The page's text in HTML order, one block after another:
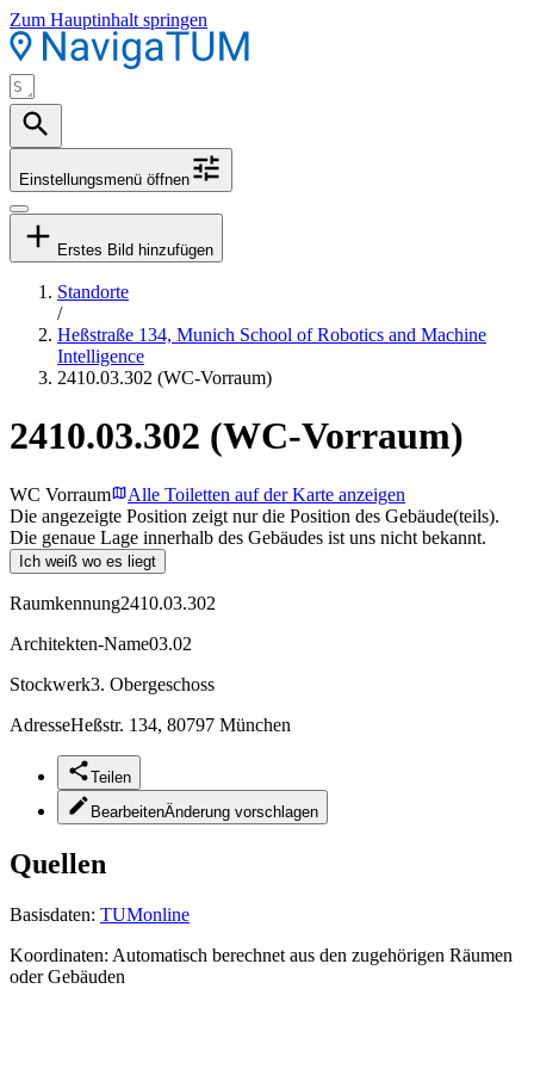
Zum Hauptinhalt springen
Einstellungsmenü öffnen
Erstes Bild hinzufügen
Standorte
/
Heßstraße 134, Munich School of Robotics and Machine
Intelligence
2410.03.302 (WC-Vorraum)
2410.03.302 (WC-Vorraum)
WC Vorraum
Alle Toiletten auf der Karte anzeigen
Die angezeigte Position zeigt nur die Position des Gebäude(teils).
Die genaue Lage innerhalb des Gebäudes ist uns nicht bekannt.
Ich weiß wo es liegt
Raumkennung2410.03.302
Architekten-Name03.02
Stockwerk3. Obergeschoss
AdresseHeßstr. 134, 80797 München
Teilen
BearbeitenÄnderung vorschlagen
Quellen
Basisdaten: TUMonline
Koordinaten: Automatisch berechnet aus den zugehörigen Räumen
oder Gebäuden